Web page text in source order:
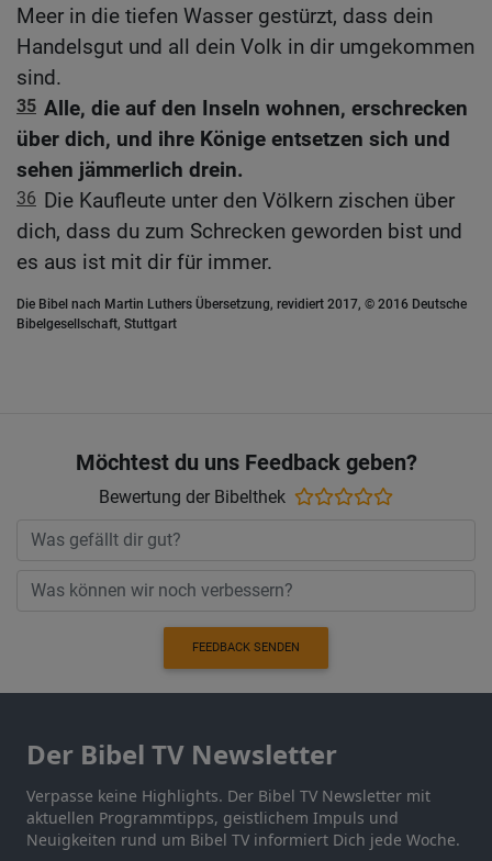
Meer in die tiefen Wasser gestürzt, dass dein
Handelsgut und all dein Volk in dir umgekommen
sind.
35 Alle, die auf den Inseln wohnen, erschrecken
über dich, und ihre Könige entsetzen sich und
sehen jämmerlich drein.
36 Die Kaufleute unter den Völkern zischen über
dich, dass du zum Schrecken geworden bist und
es aus ist mit dir für immer.
Die Bibel nach Martin Luthers Übersetzung, revidiert 2017, © 2016 Deutsche
Bibelgesellschaft, Stuttgart
Möchtest du uns Feedback geben?
Bewertung der Bibelthek
FEEDBACK SENDEN
Der Bibel TV Newsletter
Verpasse keine Highlights. Der Bibel TV Newsletter mit
aktuellen Programmtipps, geistlichem Impuls und
Neuigkeiten rund um Bibel TV informiert Dich jede Woche.